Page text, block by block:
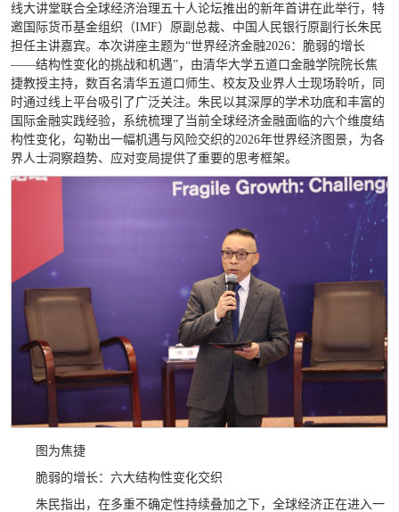
线大讲堂联合全球经济治理五十人论坛推出的新年首讲在此举行，特
邀国际货币基金组织（IMF）原副总裁、中国人民银行原副行长朱民
担任主讲嘉宾。本次讲座主题为“世界经济金融2026：脆弱的增长
——结构性变化的挑战和机遇”，由清华大学五道口金融学院院长焦
捷教授主持，数百名清华五道口师生、校友及业界人士现场聆听，同
时通过线上平台吸引了广泛关注。朱民以其深厚的学术功底和丰富的
国际金融实践经验，系统梳理了当前全球经济金融面临的六个维度结
构性变化，勾勒出一幅机遇与风险交织的2026年世界经济图景，为各
界人士洞察趋势、应对变局提供了重要的思考框架。
图为焦捷
脆弱的增长：六大结构性变化交织
朱民指出，在多重不确定性持续叠加之下，全球经济正在进入一